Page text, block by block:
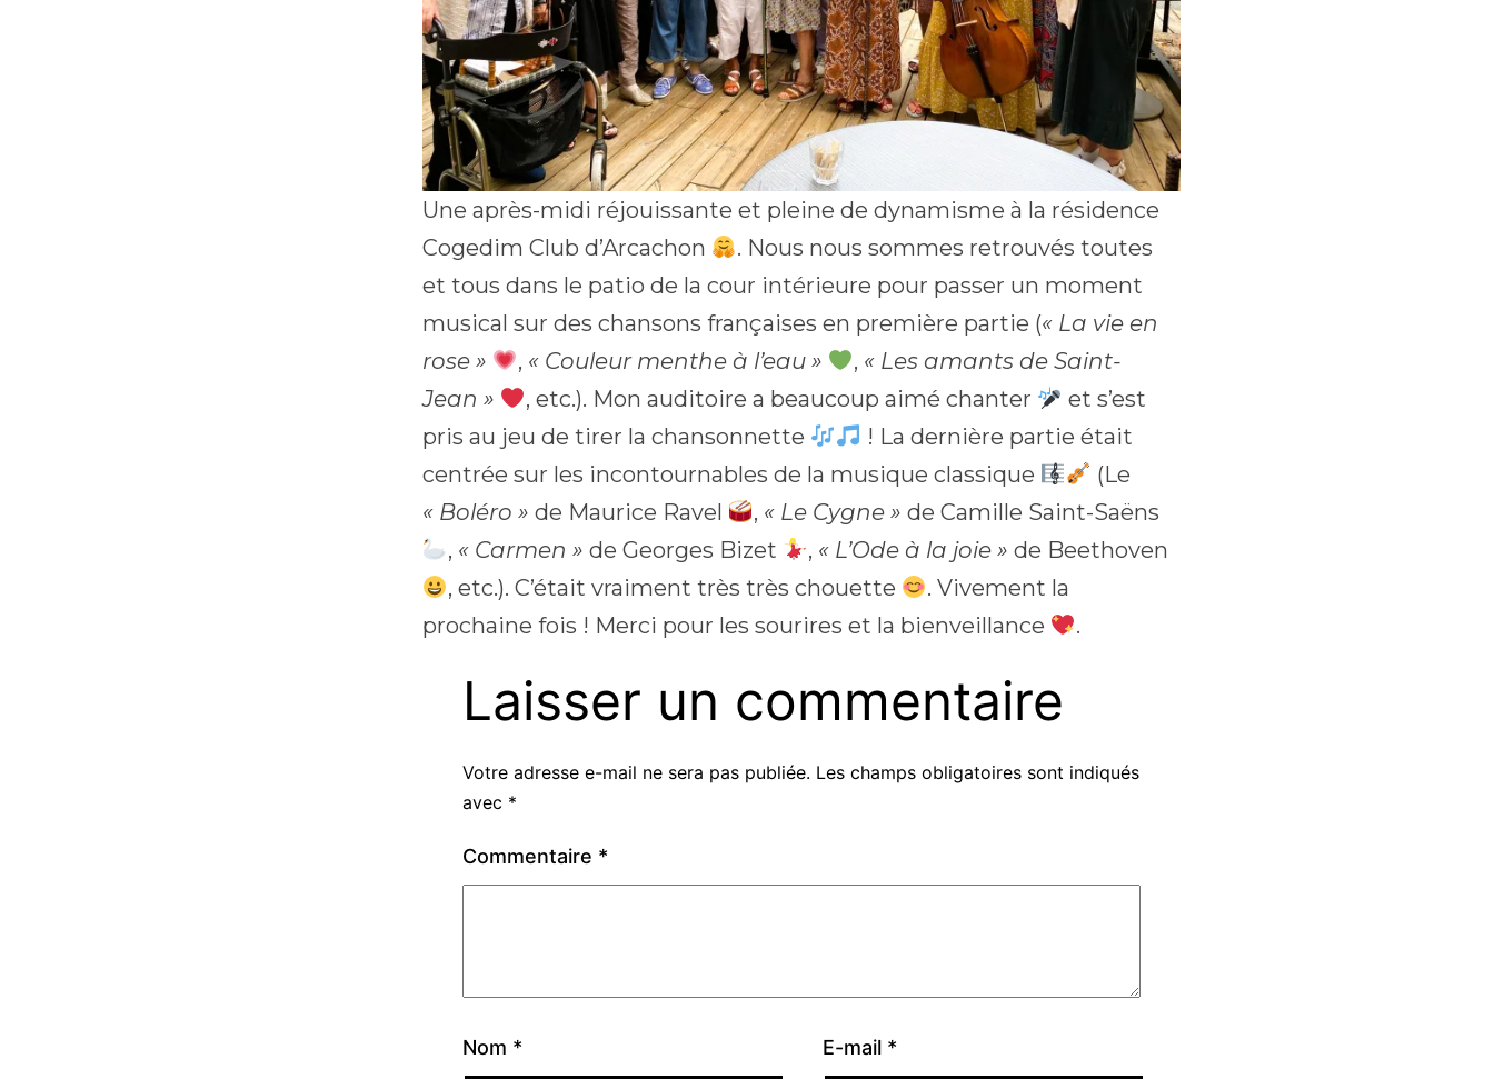
Une après-midi réjouissante et pleine de dynamisme à la résidence
Cogedim Club d’Arcachon
. Nous nous sommes retrouvés toutes
et tous dans le patio de la cour intérieure pour passer un moment
musical sur des chansons françaises en première partie (« La vie en
rose »
, « Couleur menthe à l’eau » , « Les amants de Saint-
Jean »
, etc.). Mon auditoire a beaucoup aimé chanter
et s’est
pris au jeu de tirer la chansonnette
! La dernière partie était
centrée sur les incontournables de la musique classique
(Le
« Boléro » de Maurice Ravel , « Le Cygne » de Camille Saint-Saëns
, « Carmen » de Georges Bizet , « L’Ode à la joie » de Beethoven
, etc.). C’était vraiment très très chouette
. Vivement la
prochaine fois ! Merci pour les sourires et la bienveillance
.
Laisser un commentaire
Votre adresse e-mail ne sera pas publiée. Les champs obligatoires sont indiqués
avec *
Commentaire *
Nom * E-mail *